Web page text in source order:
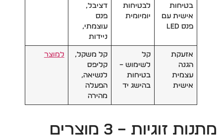
בטיחות
אישית עם
פנס LED
לבטיחות
יומיומית
דציבל,
פנס
עוצמתי,
ניידות
אזעקת
הגנה
עצמית
אישית
קל
לשימוש –
בטיחות
בהישג יד
קל משקל,
קליפס
לנשיאה,
הפעלה
מהירה
למוצר
מתנות זוגיות – 3 מוצרים